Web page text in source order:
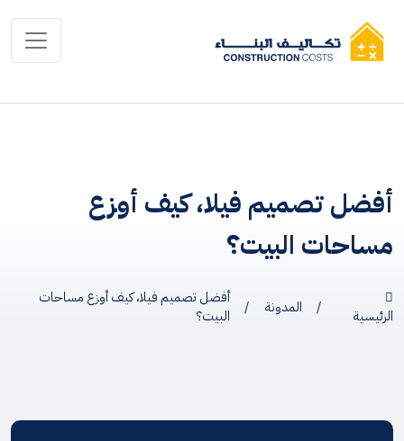
أفضل تصميم فيلا، كيف أوزع
مساحات البيت؟
الرئيسية / المدونة /
أفضل تصميم فيلا، كيف أوزع مساحات
البيت؟